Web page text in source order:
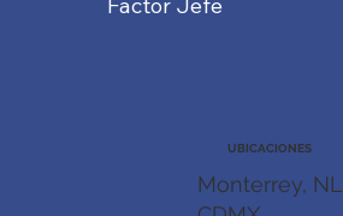
Factor Jefe
Monterrey, NL
UBICACIONES